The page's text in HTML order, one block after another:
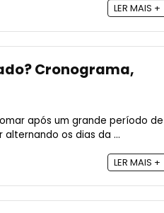
LER MAIS +
Cronograma,
após um grande período de
os dias da ...
LER MAIS +